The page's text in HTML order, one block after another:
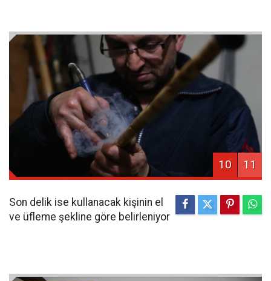
10 11
Son delik ise kullanacak kişinin el
ve üfleme şekline göre belirleniyor